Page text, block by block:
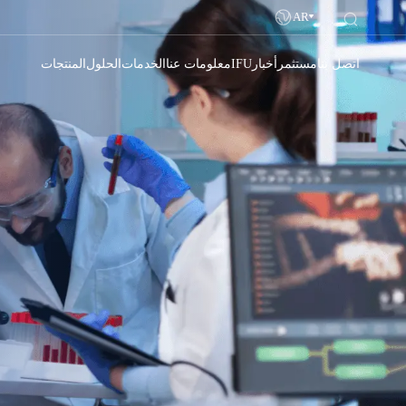
AR
المنتجاتالحلولالخدماتمعلومات عناIFUأخبار مستثمراتصل بنا